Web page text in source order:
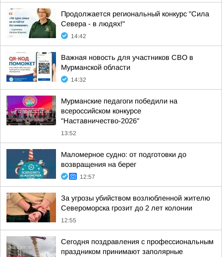
Продолжается региональный конкурс "Сила
Севера - в людях!"
14:42
Важная новость для участников СВО в
Мурманской области
14:32
Мурманские педагоги победили на
всероссийском конкурсе
"Наставничество-2026"
13:52
Маломерное судно: от подготовки до
возвращения на берег
12:57
За угрозы убийством возлюбленной жителю
Североморска грозит до 2 лет колонии
12:55
Сегодня поздравления с профессиональным
праздником принимают заполярные